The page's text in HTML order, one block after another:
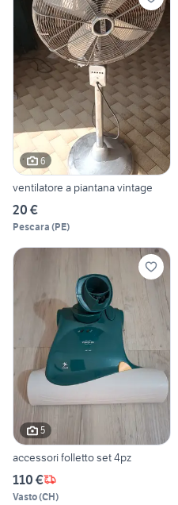
6
ventilatore a piantana vintage
20 €
Pescara (PE)
5
accessori folletto set 4pz
110 €
Vasto(CH)